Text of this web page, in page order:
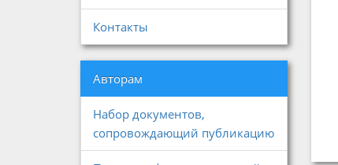
Контакты
Авторам
Набор документов,
сопровождающий публикацию